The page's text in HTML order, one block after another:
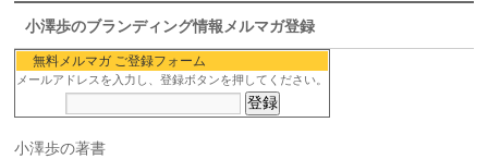
小澤歩のブランディング情報メルマガ登録
無料メルマガ ご登録フォーム
メールアドレスを入力し、登録ボタンを押してください。
小澤歩の著書